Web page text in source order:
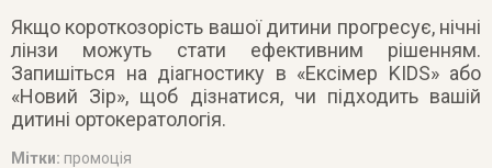
Якщо короткозорість вашої дитини прогресує, нічні
лінзи можуть стати ефективним рішенням.
Запишіться на діагностику в «Ексімер KIDS» або
«Новий Зір», щоб дізнатися, чи підходить вашій
дитині ортокератологія.
Мітки: промоція